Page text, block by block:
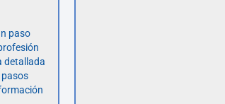
paso
detallada
pasos